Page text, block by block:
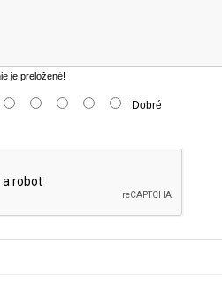
je preložené!
Dobré